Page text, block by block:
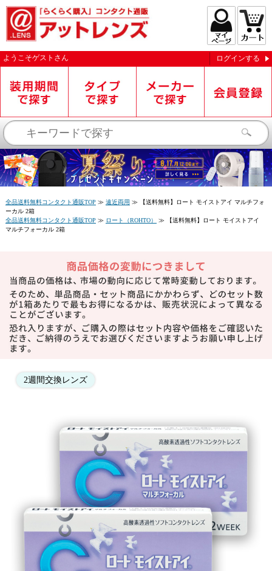
ようこそゲスト さん ログインする
全品送料無料コンタクト通販TOP ≫ 遠近両用 ≫
【送料無料】ロート モイストアイ マルチフォ
ーカル 2箱
全品送料無料コンタクト通販TOP ≫ ロート（ROHTO） ≫
【送料無料】ロート モイストアイ
マルチフォーカル 2箱
2週間交換レンズ
お知らせを受信する